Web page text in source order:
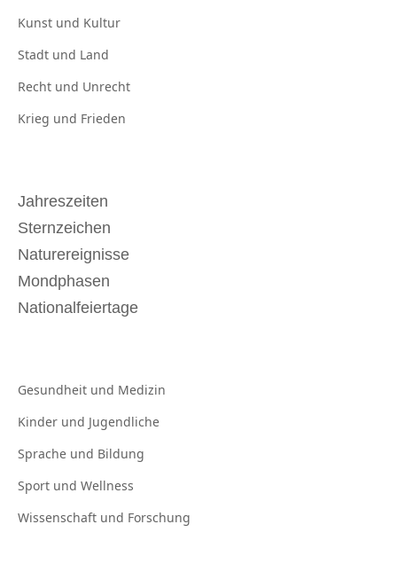
Kunst und Kultur
Stadt und Land
Recht und Unrecht
Krieg und Frieden
Jahreszeiten
Sternzeichen
Naturereignisse
Mondphasen
Nationalfeiertage
Gesundheit und Medizin
Kinder und Jugendliche
Sprache und Bildung
Sport und Wellness
Wissenschaft und Forschung